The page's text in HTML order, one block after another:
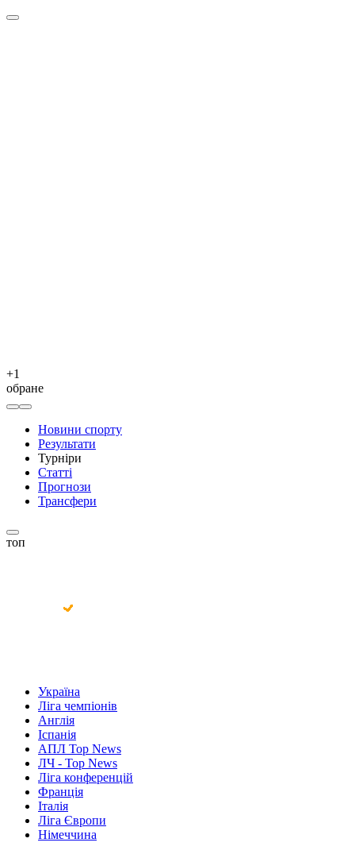
+1
обране
Новини спорту
Результати
Турніри
Статті
Прогнози
Трансфери
топ
Україна
Ліга чемпіонів
Англія
Іспанія
АПЛ Top News
ЛЧ - Top News
Ліга конференцій
Франція
Італія
Ліга Європи
Німеччина